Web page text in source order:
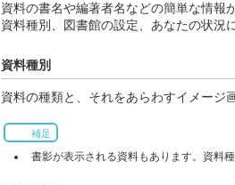
資料の書名や編著者名などの簡単な情報
資料種別、図書館の設定、あなたの状況
資料種別
資料の種類と、それをあらわすイメージ
補足
書影が表示される資料もあります。資料